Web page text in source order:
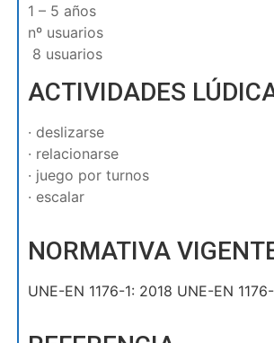
1 – 5 años
nº usuarios
8 usuarios
ACTIVIDADES
· deslizarse
· relacionarse
· juego por turnos
· escalar
NORMATIVA
UNE-EN 1176-1: 2018 UNE-EN